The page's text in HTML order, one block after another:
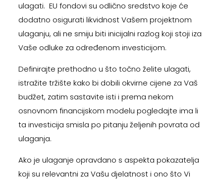
ulagati. EU fondovi su odlično sredstvo koje će
dodatno osigurati likvidnost Vašem projektnom
ulaganju, ali ne smiju biti inicijalni razlog koji stoji iza
Vaše odluke za određenom investicijom.
Definirajte prethodno u što točno želite ulagati,
istražite tržište kako bi dobili okvirne cijene za Vaš
budžet, zatim sastavite isti i prema nekom
osnovnom financijskom modelu pogledajte ima li
ta investicija smisla po pitanju željenih povrata od
ulaganja.
Ako je ulaganje opravdano s aspekta pokazatelja
koji su relevantni za Vašu djelatnost i ono što Vi